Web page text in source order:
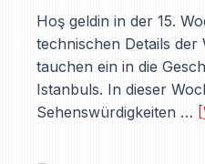
Hoş geldin in der 15.
technischen Details der
tauchen ein in die
Istanbuls. In dieser
Sehenswürdigkeiten …